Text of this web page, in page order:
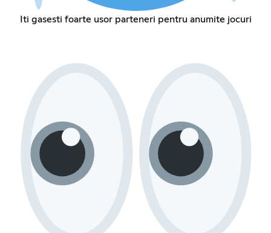
Iti gasesti foarte usor parteneri pentru anumite jocuri